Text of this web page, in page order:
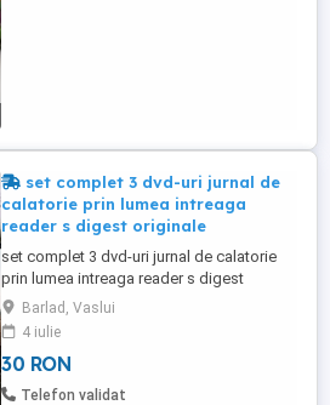
set complet 3 dvd-uri jurnal de
calatorie prin lumea intreaga
reader s digest originale
set complet 3 dvd-uri jurnal de calatorie
prin lumea intreaga reader s digest
originale timbre originale carcase
originale noi sigilate din pacata cu folia
rupta partial 1. europa si orientul mijlociu
2. africa si asia 3. australia si america le
vand doar impreuna la un pret total final
Barlad, Vaslui
4 iulie
30 RON
Telefon validat